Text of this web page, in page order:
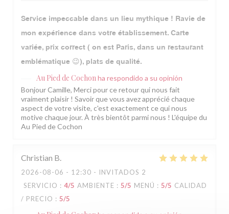
Service impeccable dans un lieu mythique ! Ravie de
mon expérience dans votre établissement. Carte
variée, prix correct ( on est Paris, dans un restaurant
emblématique 😉), plats de qualité.
Au Pied de Cochonha respondido a su opinión
Bonjour Camille, Merci pour ce retour qui nous fait
vraiment plaisir ! Savoir que vous avez apprécié chaque
aspect de votre visite, c'est exactement ce qui nous
motive chaque jour. À très bientôt parmi nous ! L'équipe du
Au Pied de Cochon
Christian B
2026-08-06 - 12:30 - INVITADOS 2
SERVICIO : 4/5 AMBIENTE : 5/5 MENÚ : 5/5 CALIDAD
/ PRECIO : 5/5